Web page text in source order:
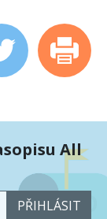
All
PŘIHLÁSIT